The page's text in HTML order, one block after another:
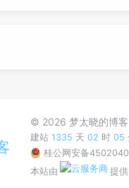
© 2026 梦太晓的博客
建站 1335 天 02 时 05
桂公网安备
本站由
提